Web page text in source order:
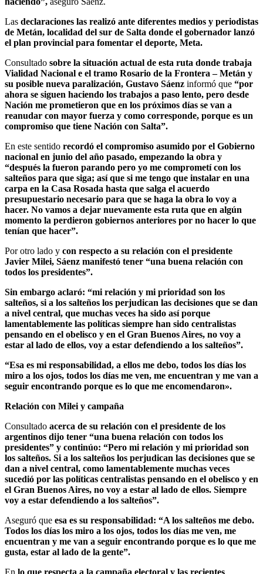
Las declaraciones las realizó ante diferentes medios y periodistas
de Metán, localidad del sur de Salta donde el gobernador lanzó
el plan provincial para fomentar el deporte, Meta.
Consultado sobre la situación actual de esta ruta donde trabaja
Vialidad Nacional e el tramo Rosario de la Frontera – Metán y
su posible nueva paralización, Gustavo Sáenz informó que “por
ahora se siguen haciendo los trabajos a paso lento, pero desde
Nación me prometieron que en los próximos días se van a
reanudar con mayor fuerza y como corresponde, porque es un
compromiso que tiene Nación con Salta”.
En este sentido recordó el compromiso asumido por el Gobierno
nacional en junio del año pasado, empezando la obra y
“después la fueron parando pero yo me comprometí con los
salteños para que siga; así que si me tengo que instalar en una
carpa en la Casa Rosada hasta que salga el acuerdo
presupuestario necesario para que se haga la obra lo voy a
hacer. No vamos a dejar nuevamente esta ruta que en algún
momento la perdieron gobiernos anteriores por no hacer lo que
tenían que hacer”.
Por otro lado y con respecto a su relación con el presidente
Javier Milei, Sáenz manifestó tener “una buena relación con
todos los presidentes”.
Sin embargo aclaró: “mi relación y mi prioridad son los
salteños, si a los salteños los perjudican las decisiones que se dan
a nivel central, que muchas veces ha sido así porque
lamentablemente las políticas siempre han sido centralistas
pensando en el obelisco y en el Gran Buenos Aires, no voy a
estar al lado de ellos, voy a estar defendiendo a los salteños”.
“Esa es mi responsabilidad, a ellos me debo, todos los días los
miro a los ojos, todos los días me ven, me encuentran y me van a
seguir encontrando porque es lo que me encomendaron».
Relación con Milei y campaña
Consultado acerca de su relación con el presidente de los
argentinos dijo tener “una buena relación con todos los
presidentes” y continúo: “Pero mi relación y mi prioridad son
los salteños. Si a los salteños los perjudican las decisiones que se
dan a nivel central, como lamentablemente muchas veces
sucedió por las políticas centralistas pensando en el obelisco y en
el Gran Buenos Aires, no voy a estar al lado de ellos. Siempre
voy a estar defendiendo a los salteños”.
Aseguró que esa es su responsabilidad: “A los salteños me debo.
Todos los días los miro a los ojos, todos los días me ven, me
encuentran y me van a seguir encontrando porque es lo que me
gusta, estar al lado de la gente”.
En lo que respecta a la campaña electoral y las recientes